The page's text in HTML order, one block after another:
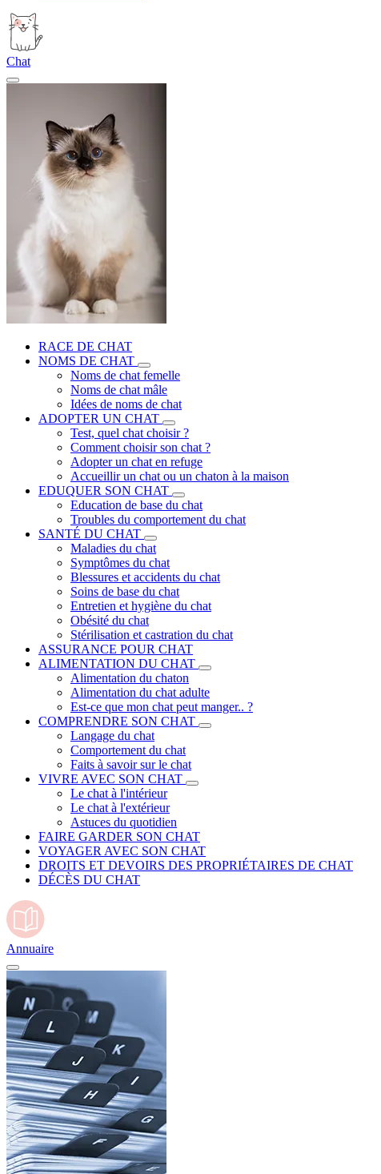
Chat
RACE DE CHAT
NOMS DE CHAT
Noms de chat femelle
Noms de chat mâle
Idées de noms de chat
ADOPTER UN CHAT
Test, quel chat choisir ?
Comment choisir son chat ?
Adopter un chat en refuge
Accueillir un chat ou un chaton à la maison
EDUQUER SON CHAT
Education de base du chat
Troubles du comportement du chat
SANTÉ DU CHAT
Maladies du chat
Symptômes du chat
Blessures et accidents du chat
Soins de base du chat
Entretien et hygiène du chat
Obésité du chat
Stérilisation et castration du chat
ASSURANCE POUR CHAT
ALIMENTATION DU CHAT
Alimentation du chaton
Alimentation du chat adulte
Est-ce que mon chat peut manger.. ?
COMPRENDRE SON CHAT
Langage du chat
Comportement du chat
Faits à savoir sur le chat
VIVRE AVEC SON CHAT
Le chat à l'intérieur
Le chat à l'extérieur
Astuces du quotidien
FAIRE GARDER SON CHAT
VOYAGER AVEC SON CHAT
DROITS ET DEVOIRS DES PROPRIÉTAIRES DE CHAT
DÉCÈS DU CHAT
Annuaire